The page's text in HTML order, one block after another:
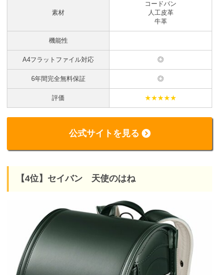
素材
コードバン
人工皮革
牛革
機能性
A4フラットファイル対応 ◎
6年間完全無料保証 ◎
評価 ★★★★★
公式サイトを見る
【4位】セイバン 天使のはね